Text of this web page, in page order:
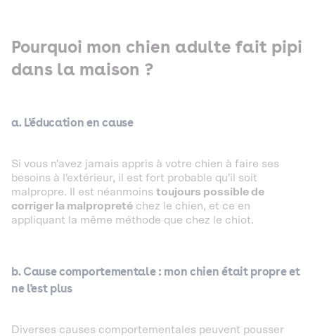
Pourquoi mon chien adulte fait pipi
dans la maison ?
a. L'éducation en cause
Si vous n'avez jamais appris à votre chien à faire ses
besoins à l'extérieur, il est fort probable qu'il soit
malpropre. Il est néanmoins toujours possible de
corriger la malpropreté chez le chien, et ce en
appliquant la même méthode que chez le chiot.
b. Cause comportementale : mon chien était propre et
ne l'est plus
Diverses causes comportementales peuvent pousser